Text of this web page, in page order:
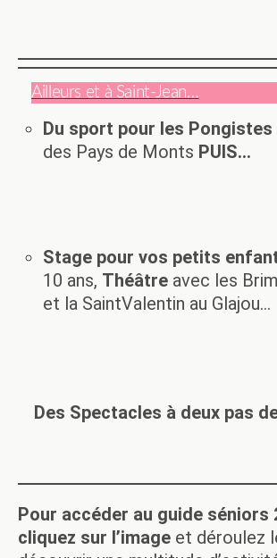
douloureuse, pourtant, l’espoir c’est
l’héritage de Mandelaforce tranquille